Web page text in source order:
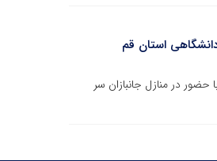
استان قم
در منازل جانبازان سر